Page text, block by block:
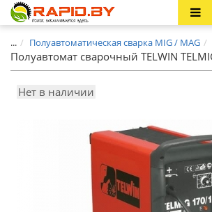
... Полуавтоматическая сварка MIG / MAG
Полуавтомат сварочный TELWIN
Нет в наличии